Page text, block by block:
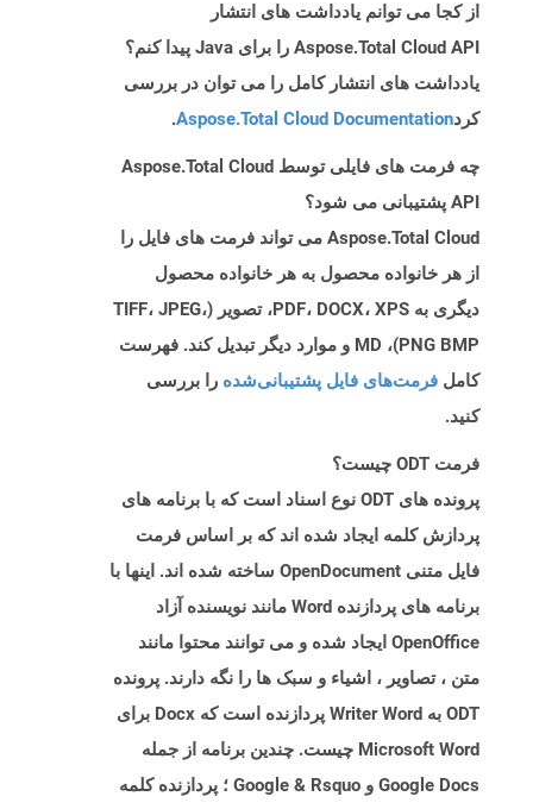
از کجا می توانم یادداشت های انتشار
Aspose.Total Cloud API را برای Java پیدا کنم؟
یادداشت های انتشار کامل را می توان در بررسی
کردAspose.Total Cloud Documentation
.
چه فرمت های فایلی توسط Aspose.Total Cloud
API پشتیبانی می شود؟
Aspose.Total Cloud می تواند فرمت های فایل را
از هر خانواده محصول به هر خانواده محصول
دیگری به PDF، DOCX، XPS، تصویر (TIFF، JPEG،
PNG BMP)، MD و موارد دیگر تبدیل کند. فهرست
کامل فرمت‌های فایل پشتیبانی‌شده را بررسی
کنید.
فرمت ODT چیست؟
پرونده های ODT نوع اسناد است که با برنامه های
پردازش کلمه ایجاد شده اند که بر اساس فرمت
فایل متنی OpenDocument ساخته شده اند. اینها با
برنامه های پردازنده Word مانند نویسنده آزاد
OpenOffice ایجاد شده و می توانند محتوا مانند
متن ، تصاویر ، اشیاء و سبک ها را نگه دارند. پرونده
ODT به Writer Word پردازنده است که Docx برای
Microsoft Word چیست. چندین برنامه از جمله
Google Docs و Google & Rsquo ؛ پردازنده کلمه